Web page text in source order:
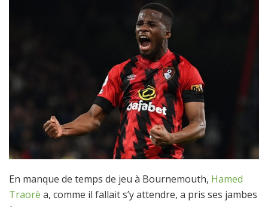
En manque de temps de jeu à Bournemouth, Hamed
Traorè a, comme il fallait s’y attendre, a pris ses jambes